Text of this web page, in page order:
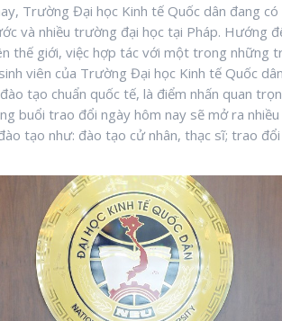
Trường Đại học Kinh tế Quốc dân đang
và nhiều trường đại học tại Pháp. Hướng
thế giới, việc hợp tác với một trong những
viên của Trường Đại học Kinh tế Quốc
tạo chuẩn quốc tế, là điểm nhấn quan
buổi trao đổi ngày hôm nay sẽ mở ra
tạo như: đào tạo cử nhân, thạc sĩ; trao